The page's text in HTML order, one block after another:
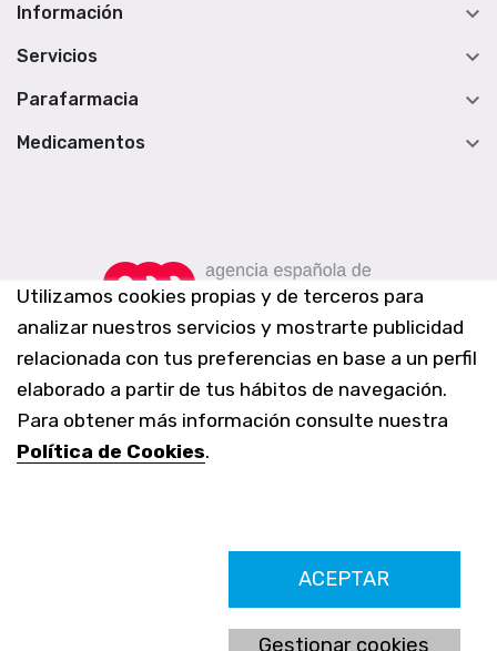
Utilizamos cookies propias y de terceros para
analizar nuestros servicios y mostrarte publicidad
relacionada con tus preferencias en base a un perfil
elaborado a partir de tus hábitos de navegación.
Para obtener más información consulte nuestra
Política de Cookies.
ACEPTAR
Gestionar cookies
Información 
Servicios 
Parafarmacia 
Medicamentos 
Farmacia Los Altos nº756
Ldo. Alfredo Aparicio Grau 22555408K
N. Col. Colegio Oficial de Farmacéuticos de Alicante 4327
Nº de autorización A-790-F